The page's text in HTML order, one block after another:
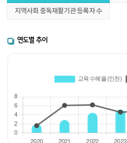
지역사회 중독재활기관 등록자 수
연도별 추이